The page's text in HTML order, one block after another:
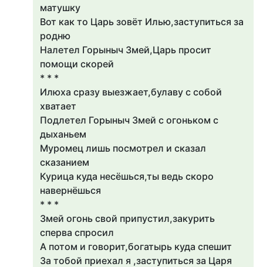
матушку
Вот как то Царь зовёт Илью,заступиться за
родню
Налетел Горыныч Змей,Царь просит
помощи скорей
* * *
Илюха сразу выезжает,булаву с собой
хватает
Подлетел Горыныч Змей с огоньком с
дыханьем
Муромец лишь посмотрел и сказал
сказанием
Курица куда несёшься,ты ведь скоро
навернёшься
* * *
Змей огонь свой припустил,закурить
сперва спросил
А потом и говорит,богатырь куда спешит
За тобой приехал я ,заступиться за Царя